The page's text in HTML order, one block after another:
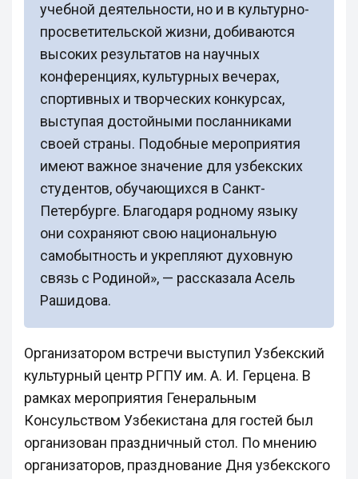
учебной деятельности, но и в культурно-
просветительской жизни, добиваются
высоких результатов на научных
конференциях, культурных вечерах,
спортивных и творческих конкурсах,
выступая достойными посланниками
своей страны. Подобные мероприятия
имеют важное значение для узбекских
студентов, обучающихся в Санкт-
Петербурге. Благодаря родному языку
они сохраняют свою национальную
самобытность и укрепляют духовную
связь с Родиной», — рассказала Асель
Рашидова.
Организатором встречи выступил Узбекский
культурный центр РГПУ им. А. И. Герцена. В
рамках мероприятия Генеральным
Консульством Узбекистана для гостей был
организован праздничный стол. По мнению
организаторов, празднование Дня узбекского